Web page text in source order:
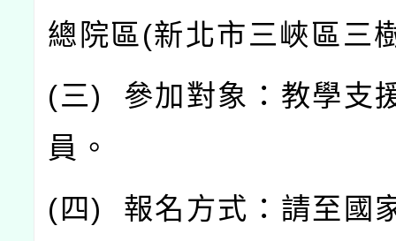
總院區(新北市三峽區三
(三) 參加對象：教學支
員。
( 四) 報名方式：請至國